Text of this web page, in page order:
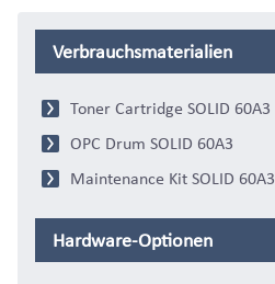
Verbrauchsmaterialien
Toner Cartridge SOLID 60A3
OPC Drum SOLID 60A3
Maintenance Kit SOLID 60A3
Hardware-Optionen